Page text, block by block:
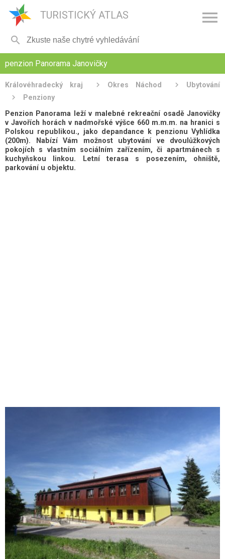
TURISTICKÝ ATLAS 

penzion Panorama Janovičky
Královéhradecký kraj Okres Náchod
Ubytování
Penziony
Penzion Panorama leží v malebné rekreační osadě Janovičky
v Javořích horách v nadmořské výšce 660 m.m.m. na hranici s
Polskou republikou., jako depandance k penzionu Vyhlídka
(200m). Nabízí Vám možnost ubytování ve dvoulůžkových
pokojích s vlastním sociálním zařízením, či apartmánech s
kuchyňskou linkou. Letní terasa s posezením, ohniště,
parkování u objektu.